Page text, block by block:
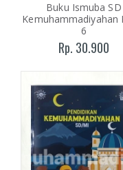
Buku Ismuba SD
Kemuhammadiyahan
6
Rp. 30.900